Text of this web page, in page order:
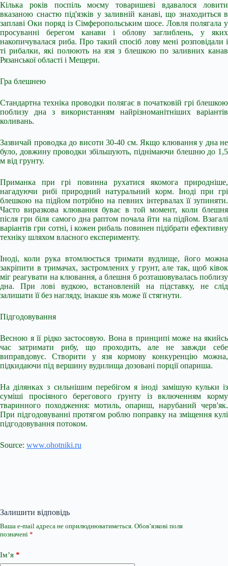
Кілька років поспіль моєму товаришеві вдавалося ловити
вказаною снастю під'язків у заливній канаві, що знаходиться в
заплаві Оки поряд із Сімферопольським шосе. Ловля полягала у
просуванні берегом канави і облову заглиблень, у яких
накопичувалася риба. Про такий спосіб лову мені розповідали і
ті рибалки, які полюють на язя з блешкою по заливних канав
Рязанської області і Мещери.
Гра блешнею
Стандартна техніка проводки полягає в початковій грі блешкою
поблизу дна з використанням найрізноманітніших варіантів
коливань.
Зазвичай проводка до висоти 30-40 см. Якщо клювання у дна не
було, довжину проводки збільшують, піднімаючи блешню до 1,5
м від грунту.
Приманка при грі повинна рухатися якомога природніше,
нагадуючи рибі природний натуральний корм. Іноді при грі
блешкою на підйом потрібно на певних інтервалах її зупиняти.
Часто виразкова клювання буває в той момент, коли блешня
після гри біля самого дна раптом почала йти на підйом. Взагалі
варіантів гри сотні, і кожен рибаль повинен підібрати ефективну
техніку шляхом власного експерименту.
Іноді, коли рука втомлюється тримати вудлище, його можна
закріпити в тримачах, застромлених у грунт, але так, щоб ківок
міг реагувати на клювання, а блешня б розташовувалась поблизу
дна. При лові вудкою, встановленій на підставку, не слід
залишати її без нагляду, інакше язь може її стягнути.
Підгодовування
Весною я її рідко застосовую. Вона в принципі може на якийсь
час затримати рибу, що проходить, але не завжди себе
виправдовує. Створити у язя кормову конкуренцію можна,
підкидаючи під вершину вудилища дозовані порції опариша.
На ділянках з сильнішим перебігом я іноді замішую кульки із
суміші просіяного берегового ґрунту із включенням корму
тваринного походження: мотиль, опариш, нарубаний черв'як.
При підгодовуванні протягом роблю поправку на зміщення кулі
підгодовування потоком.
Source: www.ohotniki.ru
Залишити відповідь
Ваша e-mail адреса не оприлюднюватиметься. Обов’язкові поля
позначені *
Ім’я *